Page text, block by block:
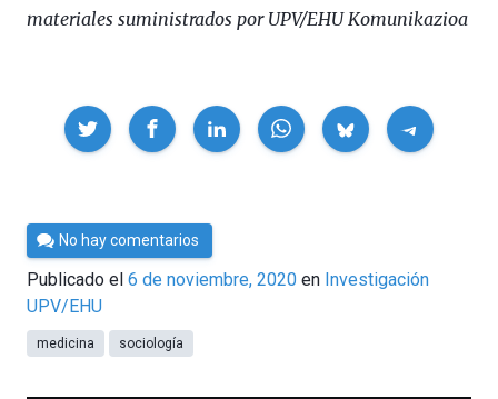
materiales suministrados por UPV/EHU Komunikazioa
Compartir
Por
César
Tomé
No hay comentarios
Publicado el 6 de noviembre, 2020 en Investigación
UPV/EHU
medicina sociología